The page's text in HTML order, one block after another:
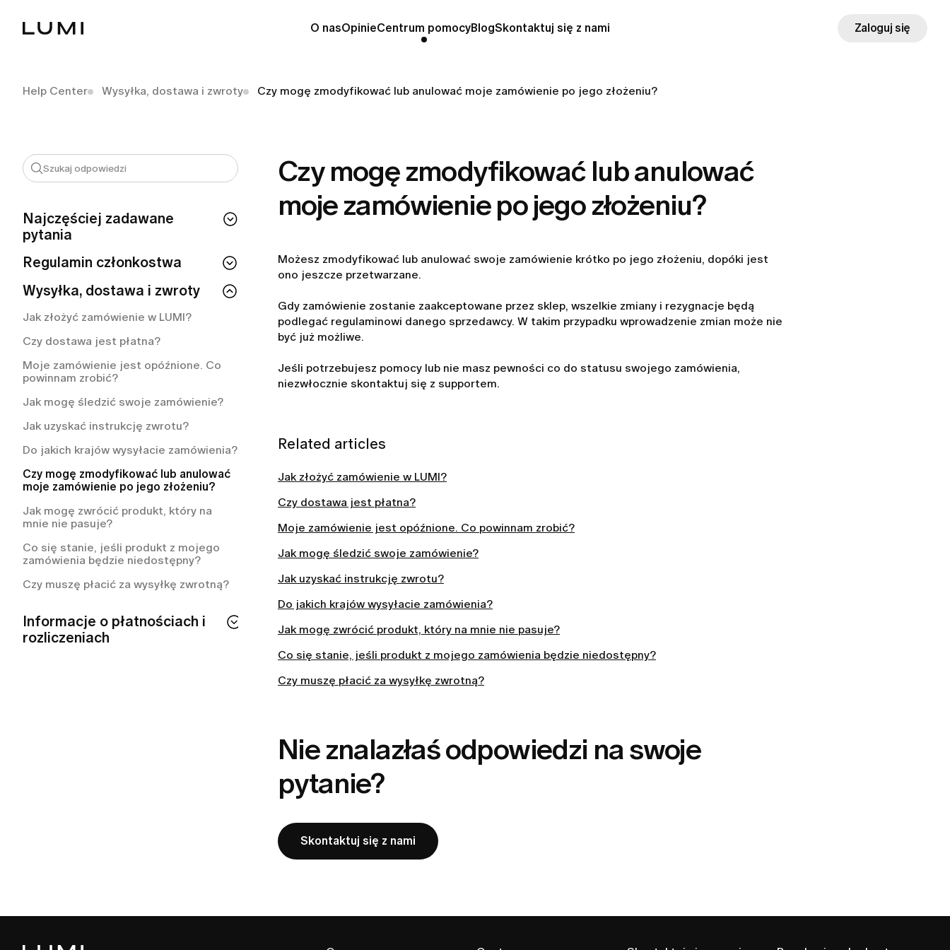
O nasOpinieCentrum pomocyBlogSkontaktuj się z nami Zaloguj się
Help Center Wysyłka, dostawa i zwroty Czy mogę zmodyfikować lub anulować moje zamówienie po jego złożeniu?
Najczęściej zadawane
pytania
Nie mogę się zalogować. Co powinnam
zrobić?
Jak zalogować się do aplikacji LUMI
Jak mogę skontaktować się z obsługą
klienta LUMI?
Zapomniałam hasła. Co powinnam
zrobić?
Jak mogę zmienić moje hasło?
Mój adres e-mail jest już
zarejestrowany. Co to oznacza?
Jak zmienić adres e-mail?
Jak zrezygnować z otrzymywania
wiadomości e-mail?
Jak usunąć konto?
Czy mogę używać LUMI, jeśli nie mam
urządzenia z iOS-em?
Jak anulować subskrypcję i zasady
zwrotów LUMI
Regulamin członkostwa
Czy jeśli zrezygnuję z członkostwa, od
razu stracę do niego dostęp?
Jak mogę sprawdzić status mojego
członkostwa?
Jak anulować subskrypcję LUMI?
Co obejmuje moje członkostwo w
LUMI?
Jak anulować członkostwo LUMI?
Jak często będą pobierane opłaty za
mój plan członkowski?
Wysyłka, dostawa i zwroty
Jak złożyć zamówienie w LUMI?
Czy dostawa jest płatna?
Moje zamówienie jest opóźnione. Co
powinnam zrobić?
Jak mogę śledzić swoje zamówienie?
Jak uzyskać instrukcję zwrotu?
Do jakich krajów wysyłacie zamówienia?
Czy mogę zmodyfikować lub anulować
moje zamówienie po jego złożeniu?
Jak mogę zwrócić produkt, który na
mnie nie pasuje?
Co się stanie, jeśli produkt z mojego
zamówienia będzie niedostępny?
Czy muszę płacić za wysyłkę zwrotną?
Informacje o płatnościach i
rozliczeniach
Czy mogę zmodyfikować lub anulować
moje zamówienie po jego złożeniu?
Możesz zmodyfikować lub anulować swoje zamówienie krótko po jego złożeniu, dopóki jest
ono jeszcze przetwarzane.
Gdy zamówienie zostanie zaakceptowane przez sklep, wszelkie zmiany i rezygnacje będą
podlegać regulaminowi danego sprzedawcy. W takim przypadku wprowadzenie zmian może nie
być już możliwe.
Jeśli potrzebujesz pomocy lub nie masz pewności co do statusu swojego zamówienia,
niezwłocznie skontaktuj się z supportem.
Related articles
Jak złożyć zamówienie w LUMI?
Czy dostawa jest płatna?
Moje zamówienie jest opóźnione. Co powinnam zrobić?
Jak mogę śledzić swoje zamówienie?
Jak uzyskać instrukcję zwrotu?
Do jakich krajów wysyłacie zamówienia?
Jak mogę zwrócić produkt, który na mnie nie pasuje?
Co się stanie, jeśli produkt z mojego zamówienia będzie niedostępny?
Czy muszę płacić za wysyłkę zwrotną?
Nie znalazłaś odpowiedzi na swoje
pytanie?
Skontaktuj się z nami